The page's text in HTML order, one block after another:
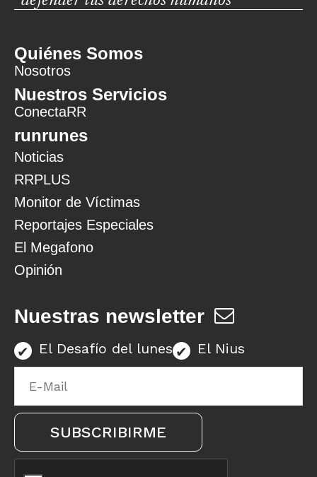
Quiénes Somos
Nosotros
Nuestros Servicios
ConectaRR
runrunes
Noticias
RRPLUS
Monitor de Víctimas
Reportajes Especiales
El Megafono
Opinión
Nuestras newsletter
El Desafío del lunes El Nius